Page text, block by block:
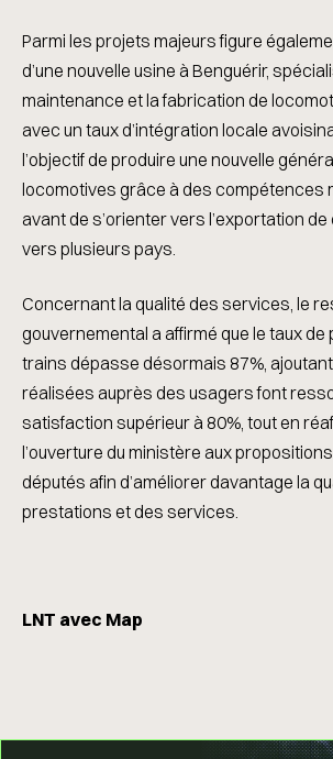
Parmi les projets majeurs figure
d’une nouvelle usine à Benguérir,
maintenance et la fabrication de
avec un taux d’intégration locale
l’objectif de produire une nouvelle
locomotives grâce à des compétences
avant de s’orienter vers l’exportation
vers plusieurs pays.
Concernant la qualité des services, le
gouvernemental a affirmé que le taux
trains dépasse désormais 87%,
réalisées auprès des usagers font
satisfaction supérieur à 80%, tout en
l’ouverture du ministère aux
députés afin d’améliorer davantage la
prestations et des services.
LNT avec Map